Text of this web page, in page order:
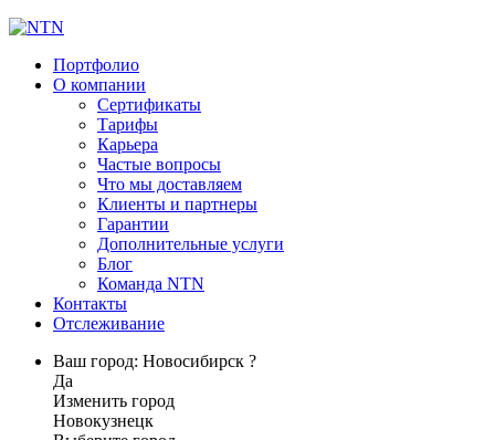
Портфолио
О компании
Сертификаты
Тарифы
Карьера
Частые вопросы
Что мы доставляем
Клиенты и партнеры
Гарантии
Дополнительные услуги
Блог
Команда NTN
Контакты
Отслеживание
Ваш город: Новосибирск ?
Да
Изменить город
Новокузнецк